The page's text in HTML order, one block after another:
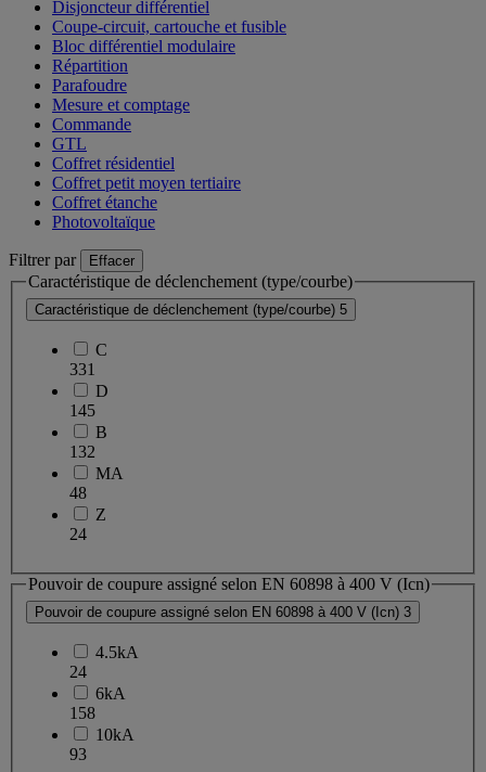
Disjoncteur différentiel
Coupe-circuit, cartouche et fusible
Bloc différentiel modulaire
Répartition
Parafoudre
Mesure et comptage
Commande
GTL
Coffret résidentiel
Coffret petit moyen tertiaire
Coffret étanche
Photovoltaïque
Filtrer par Effacer
Caractéristique de déclenchement (type/courbe)
Caractéristique de déclenchement (type/courbe) 5
C
331
D
145
B
132
MA
48
Z
24
Pouvoir de coupure assigné selon EN 60898 à 400 V (Icn)
Pouvoir de coupure assigné selon EN 60898 à 400 V (Icn) 3
4.5kA
24
6kA
158
10kA
93